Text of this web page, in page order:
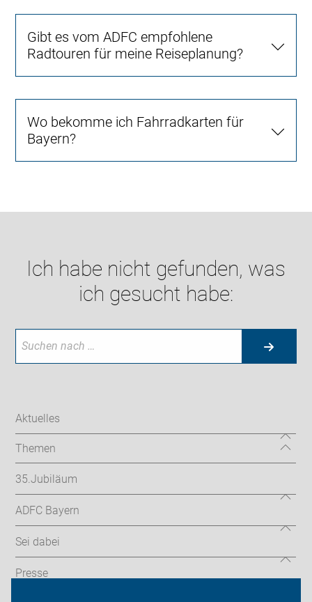
Gibt es vom ADFC empfohlene
Radtouren für meine Reiseplanung?
Wo bekomme ich Fahrradkarten für
Bayern?
Ich habe nicht gefunden, was
ich gesucht habe:
Aktuelles
Themen
35.Jubiläum
ADFC Bayern
Sei dabei
Presse